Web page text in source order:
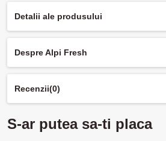
Detalii ale produsului
Despre Alpi Fresh
Recenzii(0)
S-ar putea sa-ti placa